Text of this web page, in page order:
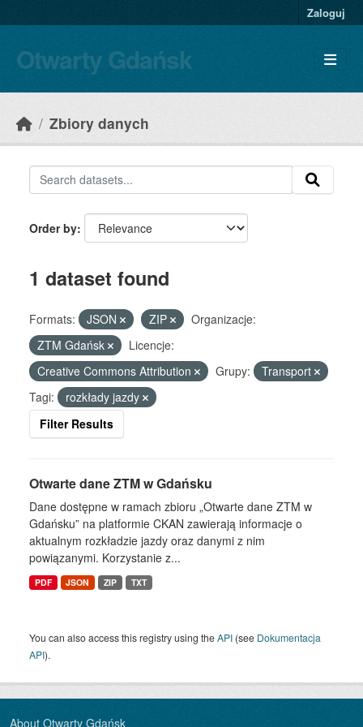
Zaloguj
Otwarty Gdańsk
Zbiory danych
Order by
1 dataset found
Formats: JSON ZIP
Organizacje:
ZTM Gdańsk
Licencje:
Creative Commons Attribution
Grupy:
Transport
Tagi:
rozkłady jazdy
Filter Results
Otwarte dane ZTM w Gdańsku
Dane dostępne w ramach zbioru „Otwarte dane ZTM w
Gdańsku” na platformie CKAN zawierają informacje o
aktualnym rozkładzie jazdy oraz danymi z nim
powiązanymi. Korzystanie z...
PDF JSON ZIP TXT
You can also access this registry using theAPI (see Dokumentacja
API).
About Otwarty Gdańsk